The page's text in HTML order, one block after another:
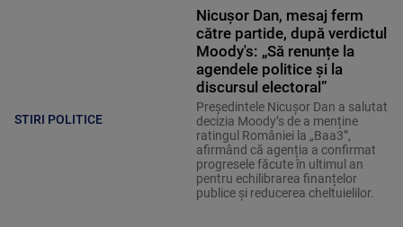
STIRI POLITICE
Nicușor Dan, mesaj ferm
către partide, după verdictul
Moody's: „Să renunțe la
agendele politice şi la
discursul electoral”
Președintele Nicușor Dan a salutat
decizia Moody’s de a menține
ratingul României la „Baa3”,
afirmând că agenția a confirmat
progresele făcute în ultimul an
pentru echilibrarea finanțelor
publice și reducerea cheltuielilor.